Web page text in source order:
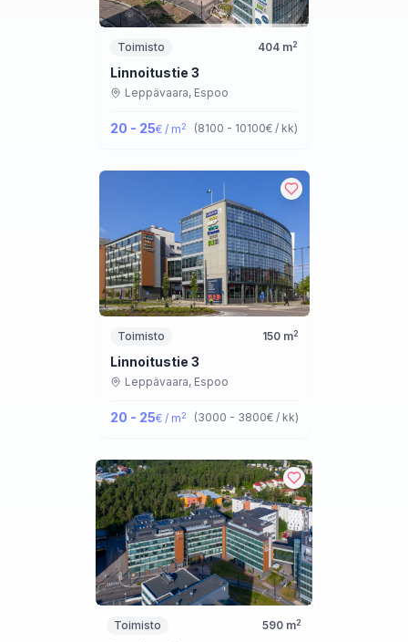
Toimisto 404 m2
Linnoitustie 3
Leppävaara, Espoo
20 - 25€ / m2 (8100 - 10100€ / kk)
Toimisto 150m2
Linnoitustie 3
Leppävaara, Espoo
20 - 25€ / m2 (3000 - 3800€ / kk)
Toimisto 590 m2